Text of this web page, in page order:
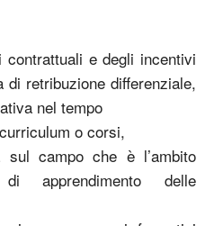
e degli incentivi
retribuzione differenziale,
nel tempo
o corsi,
sul campo che è l’ambito
apprendimento delle